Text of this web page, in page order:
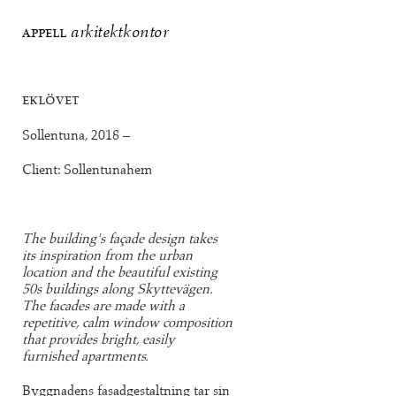
appell arkitektkontor
eklövet
Sollentuna, 2018 –
Client: Sollentunahem
The building's façade design takes
its inspiration from the urban
location and the beautiful existing
50s buildings along Skyttevägen.
The facades are made with a
repetitive, calm window composition
that provides bright, easily
furnished apartments.
Byggnadens fasadgestaltning tar sin